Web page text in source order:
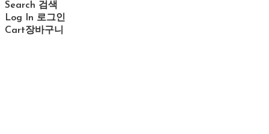
Search 검색
Log In 로그인
Cart장바구니